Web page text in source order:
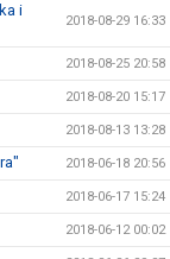
i
2018-08-29 16:33
2018-08-25 20:58
2018-08-20 15:17
2018-08-13 13:28
2018-06-18 20:56
2018-06-17 15:24
2018-06-12 00:02